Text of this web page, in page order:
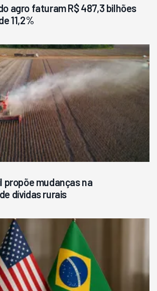
agro faturam R$ 487,3 bilhões
11,2%
propõe mudanças na
dívidas rurais